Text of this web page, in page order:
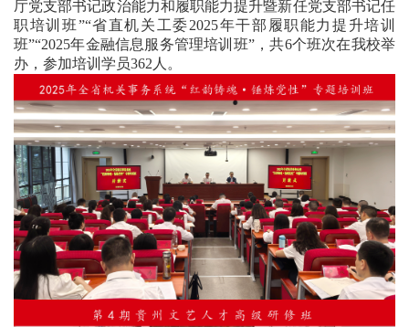
厅党支部书记政治能力和履职能力提升暨新任党支部书记任
职培训班”“省直机关工委2025年干部履职能力提升培训
班”“2025年金融信息服务管理培训班”，共6个班次在我校举
办，参加培训学员362人。